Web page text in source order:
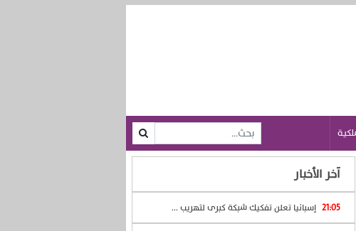
آخر الأخبار
21:05 إسبانيا تعلن تفكيك شبكة كبرى لتهريب ...